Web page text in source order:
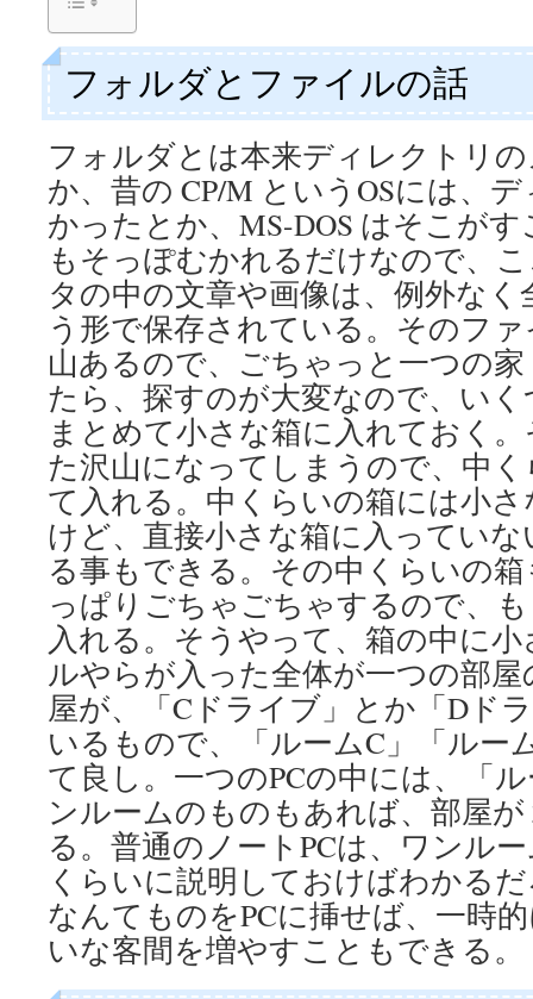
フォルダとファイルの話
フォルダとは本来ディレクトリ
か、昔の CP/M というOSには、
かったとか、MS-DOS はそこが
もそっぽむかれるだけなので、
タの中の文章や画像は、例外な
う形で保存されている。そのフ
山あるので、ごちゃっと一つの家
たら、探すのが大変なので、い
まとめて小さな箱に入れておく
た沢山になってしまうので、中
て入れる。中くらいの箱には小
けど、直接小さな箱に入ってい
る事もできる。その中くらいの
っぱりごちゃごちゃするので、
入れる。そうやって、箱の中に
ルやらが入った全体が一つの部
屋が、「Cドライブ」とか「Dド
いるもので、「ルームC」「ルー
て良し。一つのPCの中には、「
ンルームのものもあれば、部屋
る。普通のノートPCは、ワンル
くらいに説明しておけばわかる
なんてものをPCに挿せば、一時
いな客間を増やすこともできる。